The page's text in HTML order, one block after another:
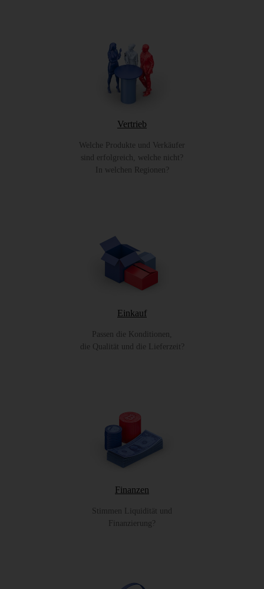
Vertrieb
Welche Produkte und Verkäufer
sind erfolgreich, welche nicht?
In welchen Regionen?
Einkauf
Passen die Konditionen,
die Qualität und die Lieferzeit?
Finanzen
Stimmen Liquidität und
Finanzierung?